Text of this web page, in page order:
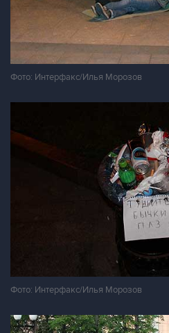
Фото: Интерфакс/Илья Морозов
Фото: Интерфакс/Илья Морозов